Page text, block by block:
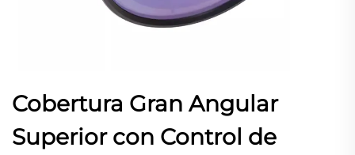
Cobertura Gran Angular
Superior con Control de